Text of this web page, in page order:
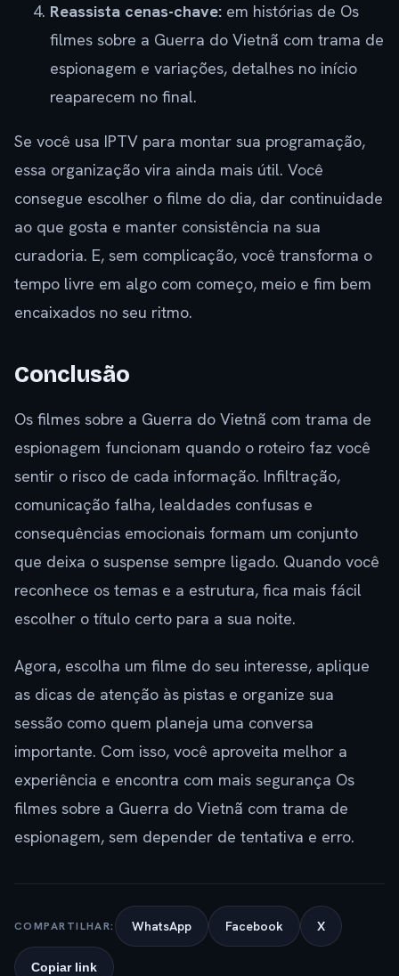
Reassista cenas-chave: em histórias de Os
filmes sobre a Guerra do Vietnã com trama de
espionagem e variações, detalhes no início
reaparecem no final.
Se você usa IPTV para montar sua programação,
essa organização vira ainda mais útil. Você
consegue escolher o filme do dia, dar continuidade
ao que gosta e manter consistência na sua
curadoria. E, sem complicação, você transforma o
tempo livre em algo com começo, meio e fim bem
encaixados no seu ritmo.
Conclusão
Os filmes sobre a Guerra do Vietnã com trama de
espionagem funcionam quando o roteiro faz você
sentir o risco de cada informação. Infiltração,
comunicação falha, lealdades confusas e
consequências emocionais formam um conjunto
que deixa o suspense sempre ligado. Quando você
reconhece os temas e a estrutura, fica mais fácil
escolher o título certo para a sua noite.
Agora, escolha um filme do seu interesse, aplique
as dicas de atenção às pistas e organize sua
sessão como quem planeja uma conversa
importante. Com isso, você aproveita melhor a
experiência e encontra com mais segurança Os
filmes sobre a Guerra do Vietnã com trama de
espionagem, sem depender de tentativa e erro.
COMPARTILHAR: WhatsApp Facebook X
Copiar link